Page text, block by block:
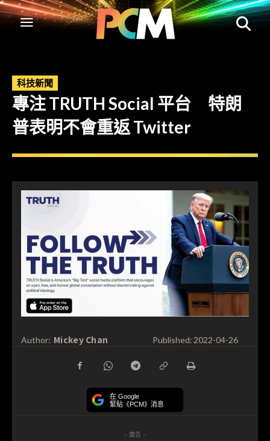
科技新聞
專注 TRUTH Social 平台 特朗
普表明不會重返 Twitter
Author: Mickey Chan Published:2022-04-26
在 Google
緊貼《PCM》消息
- 廣告 -